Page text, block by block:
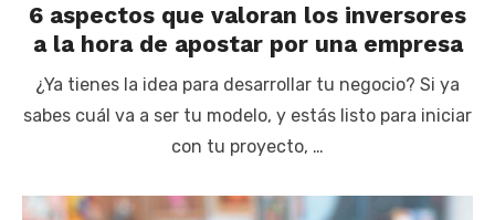
6 aspectos que valoran los inversores
a la hora de apostar por una empresa
¿Ya tienes la idea para desarrollar tu negocio? Si ya
sabes cuál va a ser tu modelo, y estás listo para iniciar
con tu proyecto, …